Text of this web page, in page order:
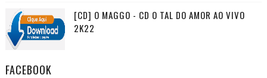
[CD] O MAGGO - CD O TAL DO AMOR AO VIVO
2K22
FACEBOOK